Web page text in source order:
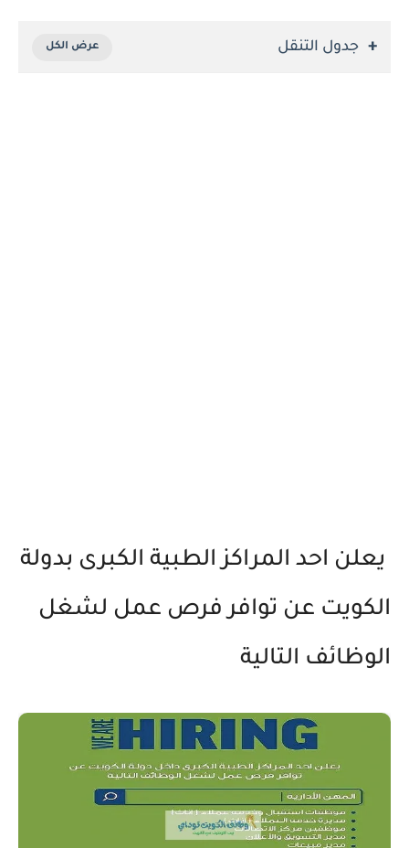
جدول التنقل
يعلن احد المراكز الطبية الكبرى بدولة
الكويت عن توافر فرص عمل لشغل
الوظائف التالية